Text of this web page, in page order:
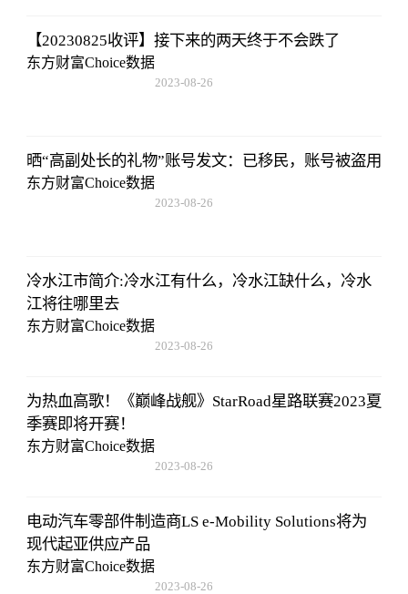
【20230825收评】接下来的两天终于不会跌了
东方财富Choice数据
2023-08-26
晒“高副处长的礼物”账号发文：已移民，账号被盗用
东方财富Choice数据
2023-08-26
冷水江市简介:冷水江有什么，冷水江缺什么，冷水
江将往哪里去
东方财富Choice数据
2023-08-26
为热血高歌！《巅峰战舰》StarRoad星路联赛2023夏
季赛即将开赛！
东方财富Choice数据
2023-08-26
电动汽车零部件制造商LS e-Mobility Solutions将为
现代起亚供应产品
东方财富Choice数据
2023-08-26